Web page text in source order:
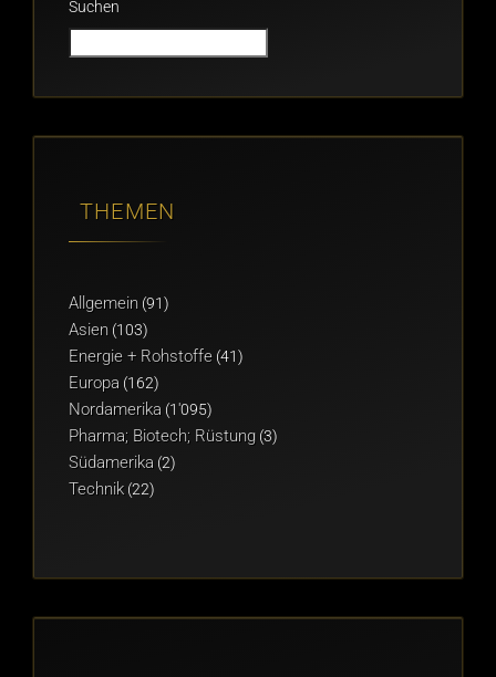
Suchen
THEMEN
Allgemein (91)
Asien (103)
Energie + Rohstoffe (41)
Europa (162)
Nordamerika (1'095)
Pharma; Biotech; Rüstung (3)
Südamerika (2)
Technik (22)